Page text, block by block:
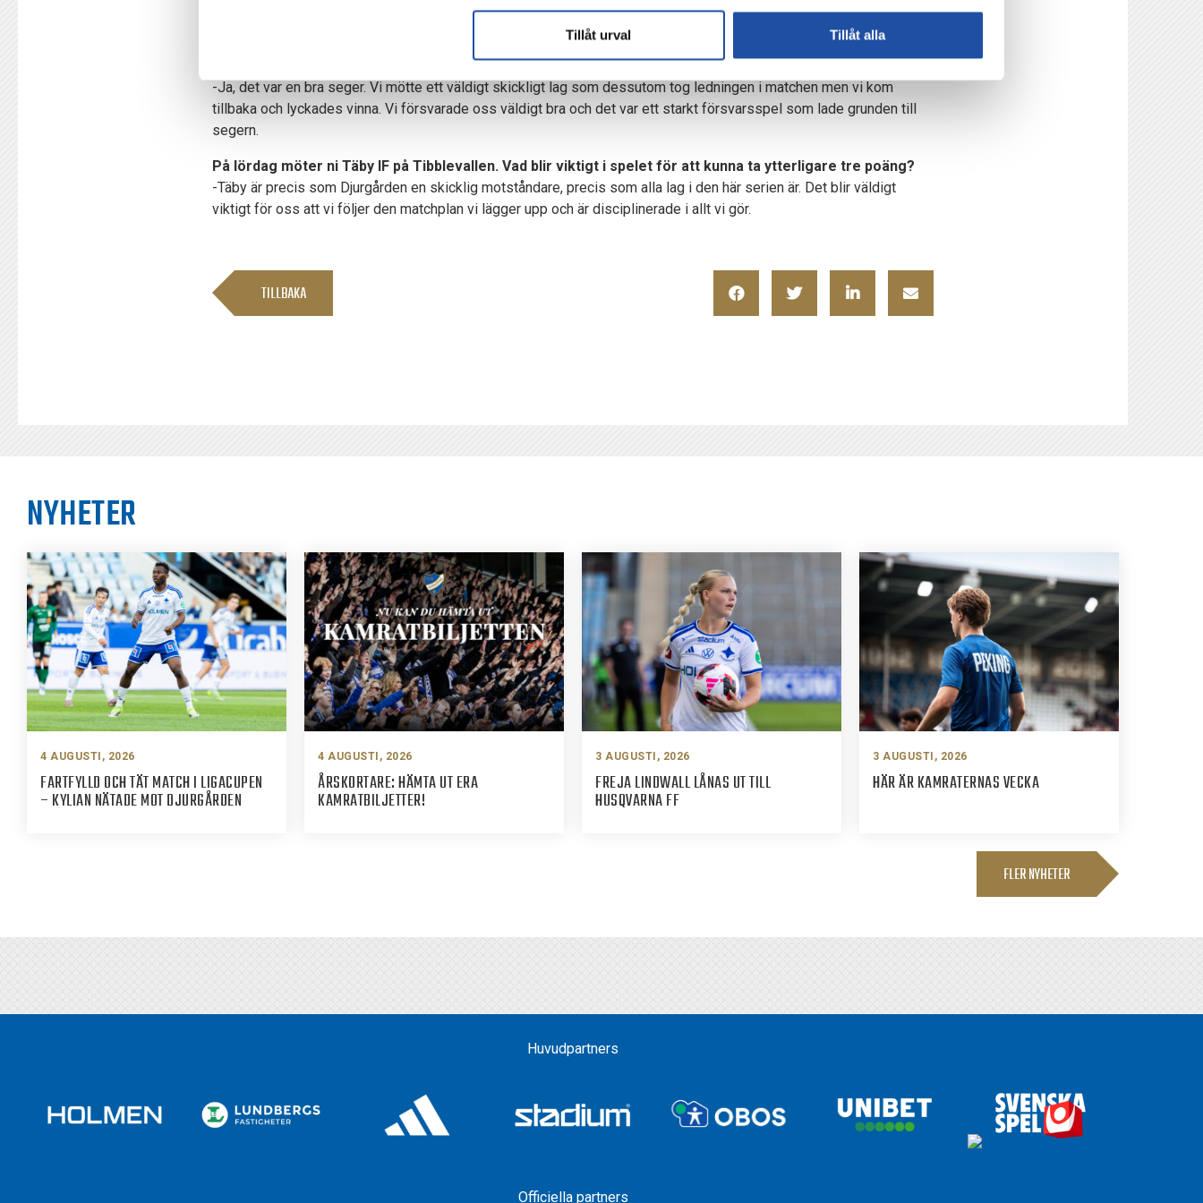
Tillåt urval Tillåt alla
-Målet med säsongen är att utveckla varje individ så mycket som möjligt. Vart det sedan leder både för individen
Ni började bra i helgen där IFK vann med 2-1 mot Djurgårdens IF.
-Ja, det var en bra seger. Vi mötte ett väldigt skickligt lag som dessutom tog ledningen i matchen men vi kom
tillbaka och lyckades vinna. Vi försvarade oss väldigt bra och det var ett starkt försvarsspel som lade grunden till
segern.
På lördag möter ni Täby IF på Tibblevallen. Vad blir viktigt i spelet för att kunna ta ytterligare tre poäng?
-Täby är precis som Djurgården en skicklig motståndare, precis som alla lag i den här serien är. Det blir väldigt
viktigt för oss att vi följer den matchplan vi lägger upp och är disciplinerade i allt vi gör.
TILLBAKA
NYHETER
4 AUGUSTI, 2026
FARTFYLLD OCH TÄT MATCH I LIGACUPEN
– KYLIAN NÄTADE MOT DJURGÅRDEN
4 AUGUSTI, 2026
ÅRSKORTARE: HÄMTA UT ERA
KAMRATBILJETTER!
3 AUGUSTI, 2026
FREJA LINDWALL LÅNAS UT TILL
HUSQVARNA FF
3 AUGUSTI, 2026
HÄR ÄR KAMRATERNAS VECKA
FLER NYHETER
Huvudpartners
Officiella partners